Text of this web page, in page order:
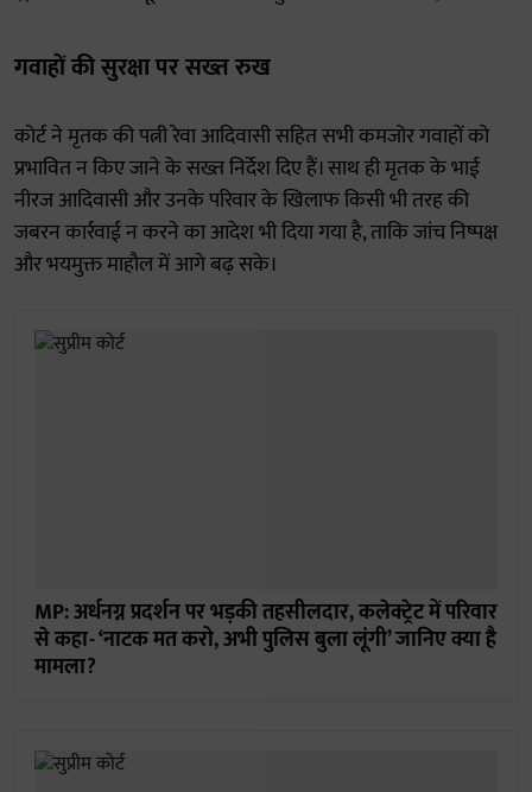
गवाहों की सुरक्षा पर सख्त रुख
कोर्ट ने मृतक की पत्नी रेवा आदिवासी सहित सभी कमजोर गवाहों को
प्रभावित न किए जाने के सख्त निर्देश दिए हैं। साथ ही मृतक के भाई
नीरज आदिवासी और उनके परिवार के खिलाफ किसी भी तरह की
जबरन कार्रवाई न करने का आदेश भी दिया गया है, ताकि जांच निष्पक्ष
और भयमुक्त माहौल में आगे बढ़ सके।
MP: अर्धनग्न प्रदर्शन पर भड़की तहसीलदार, कलेक्ट्रेट में परिवार
से कहा- ‘नाटक मत करो, अभी पुलिस बुला लूंगी’ जानिए क्या है
मामला?